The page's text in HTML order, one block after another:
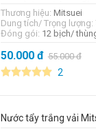
Thương hiệu: Mitsuei
Dung tích/ Trọng lượng:
Đóng gói: 12 bịch/
50.000đ 55.000đ
2
Nước tẩy trắng vải